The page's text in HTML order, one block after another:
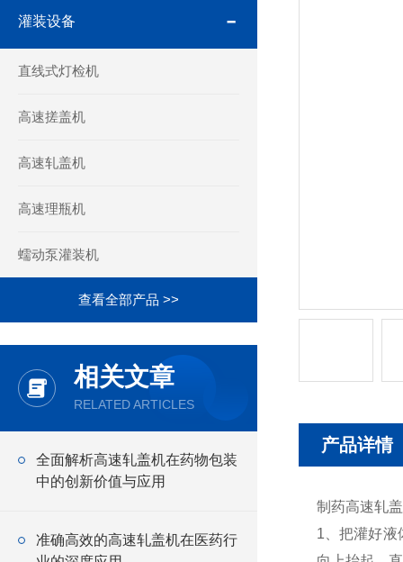
灌装设备
直线式灯检机
高速搓盖机
高速轧盖机
高速理瓶机
蠕动泵灌装机
查看全部产品 >>
相关文章
RELATED ARTICLES
全面解析高速轧盖机在药物包装
中的创新价值与应用
准确高效的高速轧盖机在医药行
产品详情
制药高速轧
1、把灌好液